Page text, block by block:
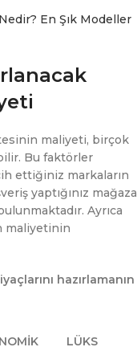
En Şık Modeller
maliyeti, birçok
Bu faktörler
ettiğiniz markaların
yaptığınız mağaza
Ayrıca
maliyetinin
hazırlamanın
LÜKS